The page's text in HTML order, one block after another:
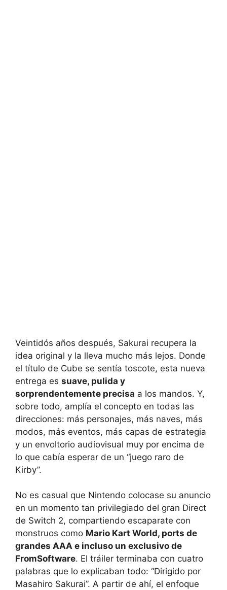
Veintidós años después, Sakurai recupera la
idea original y la lleva mucho más lejos. Donde
el título de Cube se sentía toscote, esta nueva
entrega es suave, pulida y
sorprendentemente precisa a los mandos. Y,
sobre todo, amplía el concepto en todas las
direcciones: más personajes, más naves, más
modos, más eventos, más capas de estrategia
y un envoltorio audiovisual muy por encima de
lo que cabía esperar de un “juego raro de
Kirby”.
No es casual que Nintendo colocase su anuncio
en un momento tan privilegiado del gran Direct
de Switch 2, compartiendo escaparate con
monstruos como Mario Kart World, ports de
grandes AAA e incluso un exclusivo de
FromSoftware. El tráiler terminaba con cuatro
palabras que lo explicaban todo: “Dirigido por
Masahiro Sakurai”. A partir de ahí, el enfoque